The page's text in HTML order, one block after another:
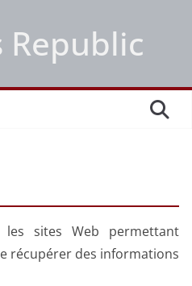
Republic
sites Web permettant
récupérer des informations